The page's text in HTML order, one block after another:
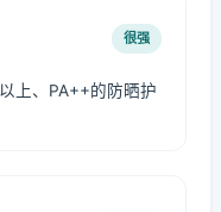
很强
上、PA++的防晒护